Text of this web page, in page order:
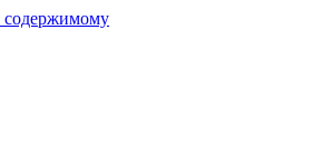
содержимому